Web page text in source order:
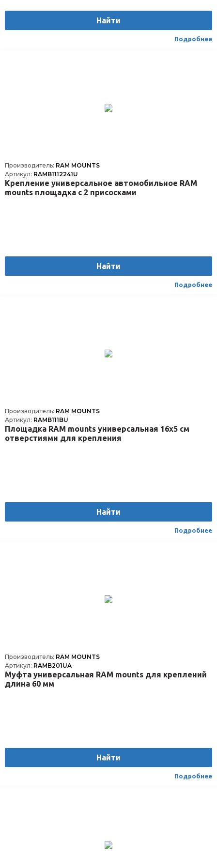
Найти
Подробнее
Производитель: RAM MOUNTS
Артикул: RAMB1112241U
Крепление универсальное автомобильное RAM
mounts площадка с 2 присосками
Найти
Подробнее
Производитель: RAM MOUNTS
Артикул: RAMB111BU
Площадка RAM mounts универсальная 16х5 см
отверстиями для крепления
Найти
Подробнее
Производитель: RAM MOUNTS
Артикул: RAMB201UA
Муфта универсальная RAM mounts для креплений
длина 60 мм
Найти
Подробнее